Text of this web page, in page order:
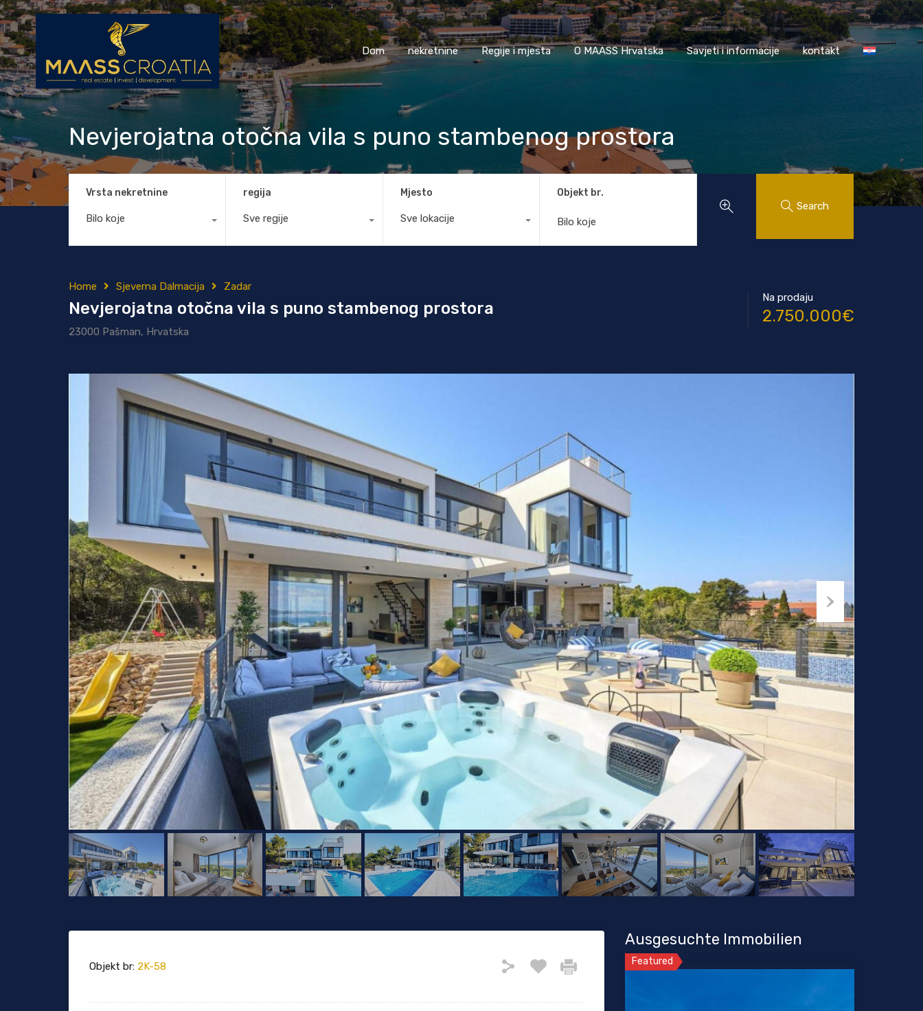
Dom nekretnine Regije i mjesta O MAASS Hrvatska Savjeti i informacije kontakt
Dom nekretnine Regije i mjesta O MAASS Hrvatska Savjeti i informacije kontakt
Nevjerojatna otočna vila s puno stambenog prostora
Vrsta nekretnine
Bilo koje
regija
Sve regije
Mjesto
Sve lokacije
Objekt br.
Search
Home Sjeverna Dalmacija Zadar
Nevjerojatna otočna vila s puno stambenog prostora
23000 Pašman, Hrvatska
Na prodaju
2.750.000€
Objekt br: 2K-58
Ausgesuchte Immobilien
Featured